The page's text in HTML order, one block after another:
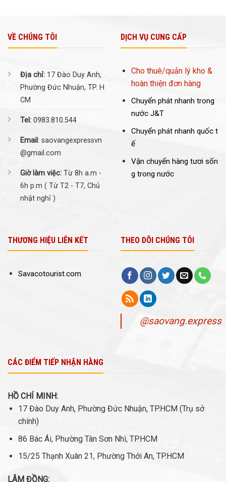
VỀ CHÚNG TÔI
Địa chỉ: 17 Đào Duy Anh,
Phường Đức Nhuận, TP. H
CM
Tel: 0983.810.544
Email: saovangexpressvn
@gmail.com
Giờ làm việc: Từ 8h a.m -
6h p.m ( Từ T2 - T7, Chủ
nhật nghỉ )
DỊCH VỤ CUNG CẤP
Cho thuê/quản lý kho &
hoàn thiện đơn hàng
Chuyển phát nhanh trong
nước J&T
Chuyển phát nhanh quốc t
ế
Vận chuyển hàng tươi sốn
g trong nước
THƯƠNG HIỆU LIÊN KẾT
Savacotourist.com
THEO DÕI CHÚNG TÔI
@saovang.express
CÁC ĐIỂM TIẾP NHẬN HÀNG
HỒ CHÍ MINH:
17 Đào Duy Anh, Phường Đức Nhuận, TP.HCM (Trụ sở
chính)
86 Bác Ái, Phường Tân Sơn Nhì, TP.HCM
15/25 Thạnh Xuân 21, Phường Thới An, TP.HCM
LÂM ĐỒNG: